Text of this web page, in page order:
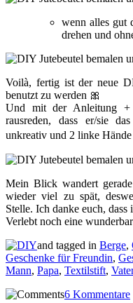
wenn alles gut
drehen und
Voilà, fertig ist der neue
benutzt zu werden 🎀
Und mit der Anleitung +
rausreden, dass er/sie
unkreativ und 2 linke Hände
Mein Blick wandert
wieder viel zu spät,
Stelle. Ich danke euch,
Verlebt noch eine
and tagged in Berge,
Geschenke für Freundin,
Mann, Papa, Textilstift,
6 Kommentare